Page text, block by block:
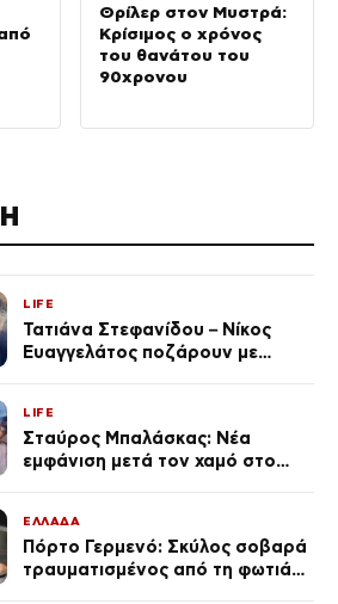
Θρίλερ στον Μυστρά:
Κρίσιμος ο χρόνος
του θανάτου του
90χρονου
LIFE
Τατιάνα Στεφανίδου – Νίκος
Ευαγγελάτος ποζάρουν με
LIFE
Σταύρος Μπαλάσκας: Νέα
εμφάνιση μετά τον χαμό στο
ΕΛΛΑΔΑ
Πόρτο Γερμενό: Σκύλος σοβαρά
τραυματισμένος από τη φωτιά